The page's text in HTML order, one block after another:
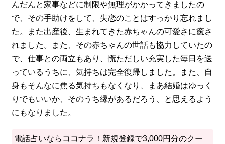
んだんと家事などに制限や無理がかかってきましたの
で、その手助けをして、失恋のことはすっかり忘れまし
た。また出産後、生まれてきた赤ちゃんの可愛さに癒さ
れました。また、その赤ちゃんの世話も協力していたの
で、仕事との両立もあり、慌ただしい充実した毎日を送
っているうちに、気持ちは完全復帰しました。また、自
身もそんなに焦る気持ちもなくなり、まあ結婚はゆっく
りでもいいか、そのうち縁があるだろう、と思えるよう
にもなりました。
電話占いならココナラ！新規登録で3,000円分のクー